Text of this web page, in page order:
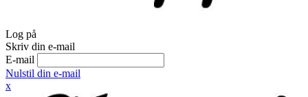
Log på
Skriv din e-mail
E-mail
Nulstil din e-mail
x